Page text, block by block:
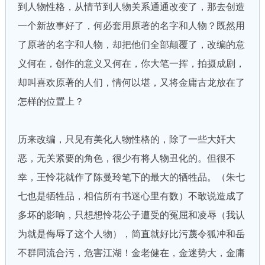
到人物性格，从情节到人物关系通通改变了，那去创造
一个新故事好了，何必套用原著的名字和人物？既然用
了原著的名字和人物，却把他们全部颠覆了，改编的意
义何在，创作的意义又何在，你大笔一挥，拍摄成剧，
却叫喜欢原著的人们，情何以堪，又将金庸古龙放在了
怎样的位置上？
历来改编，只见有美化人物性格的，除了一些大奸大
恶，无关紧要的角色，很少有将人物丑化的。但很不
幸，王怜花就作了陈曼玲笔下的最大的牺牲品。（朱七
七也是牺牲品，相信所有书迷心里有数）不敢说造成了
多坏的影响，只想想怜花公子遭受的冤屈和凌辱（我认
为就是侮辱了这个人物），简直就好比污蔑令狐冲和岳
不群同流合污，危害江湖！金老健在，金迷势大，金庸